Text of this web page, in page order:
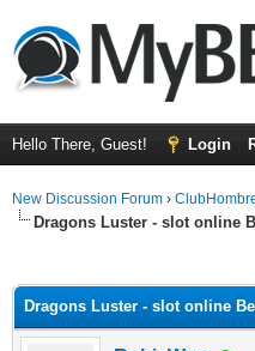
Hello There, Guest! Login
New Discussion Forum ›
Dragons Luster - slot online
Dragons Luster - slot online